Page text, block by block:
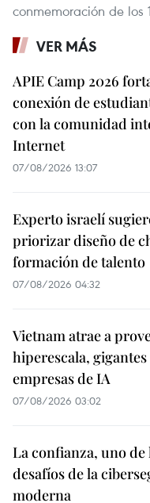
conmemoración de los
VER MÁS
APIE Camp 2026
conexión de
con la comunidad
Internet
07/08/2026 13:07
Experto israelí
priorizar diseño de
formación de talento
07/08/2026 04:32
Vietnam atrae a
hiperescala,
empresas de IA
07/08/2026 03:02
La confianza, uno de
desafíos de la
moderna